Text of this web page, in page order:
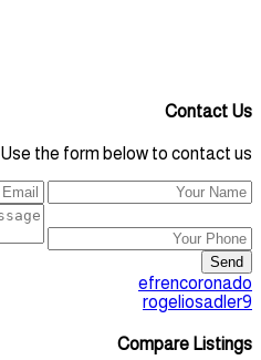
Contact Us
Use the form below to contact us!
Send
efrencoronado
rogeliosadler9
Compare Listings